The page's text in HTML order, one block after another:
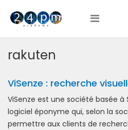
rakuten
ViSenze : recherche
ViSenze est une société basée à
logiciel éponyme qui, selon la
permettre aux clients de